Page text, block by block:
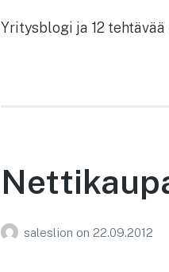
Yritysblogi ja 12
saleslion on 22.09.2012